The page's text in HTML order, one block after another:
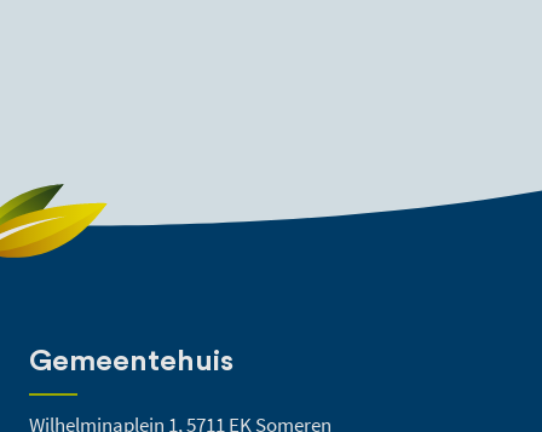
Gemeentehuis
Wilhelminaplein 1, 5711 EK Someren